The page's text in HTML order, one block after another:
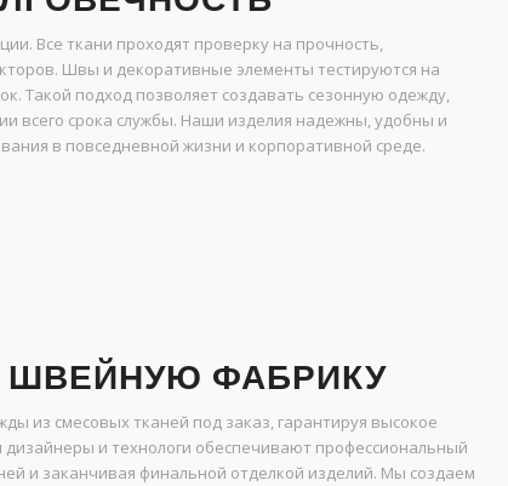
Все ткани проходят проверку на прочность,
Швы и декоративные элементы тестируются на
Такой подход позволяет создавать сезонную одежду,
всего срока службы. Наши изделия надежны, удобны и
в повседневной жизни и корпоративной среде.
ФАБРИКУ
из смесовых тканей под заказ, гарантируя высокое
и технологи обеспечивают профессиональный
и заканчивая финальной отделкой изделий. Мы создаем